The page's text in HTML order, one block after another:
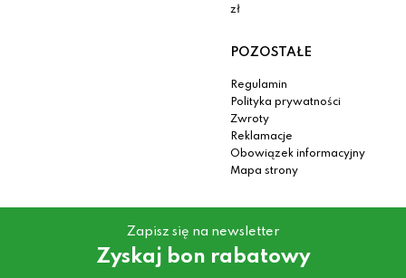
zł
POZOSTAŁE
Regulamin
Polityka prywatności
Zwroty
Reklamacje
Obowiązek informacyjny
Mapa strony
Zapisz się na newsletter
Zyskaj bon rabatowy